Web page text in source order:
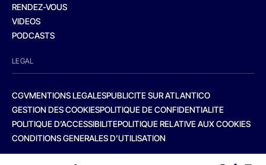
RENDEZ-VOUS
VIDEOS
PODCASTS
LEGAL
CGVMENTIONS LEGALESPUBLICITE SUR ATLANTICO
GESTION DES COOKIESPOLITIQUE DE CONFIDENTIALITE
POLITIQUE D’ACCESSIBILITEPOLITIQUE RELATIVE AUX COOKIES
CONDITIONS GENERALES D’UTILISATION